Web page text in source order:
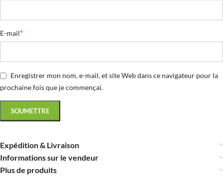
E-mail*
Enregistrer mon nom, e-mail, et site Web dans ce navigateur pour la
prochaine fois que je commençai.
Expédition & Livraison
Informations sur le vendeur
Plus de produits